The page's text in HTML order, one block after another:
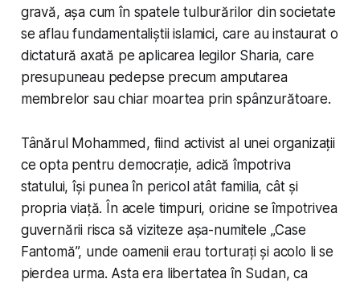
gravă, așa cum în spatele tulburărilor din societate
se aflau fundamentaliștii islamici, care au instaurat o
dictatură axată pe aplicarea legilor Sharia, care
presupuneau pedepse precum amputarea
membrelor sau chiar moartea prin spânzurătoare.
Tânărul Mohammed, fiind activist al unei organizații
ce opta pentru democrație, adică împotriva
statului, își punea în pericol atât familia, cât și
propria viață. În acele timpuri, oricine se împotrivea
guvernării risca să viziteze așa-numitele „Case
Fantomă”, unde oamenii erau torturați și acolo li se
pierdea urma. Asta era libertatea în Sudan, ca